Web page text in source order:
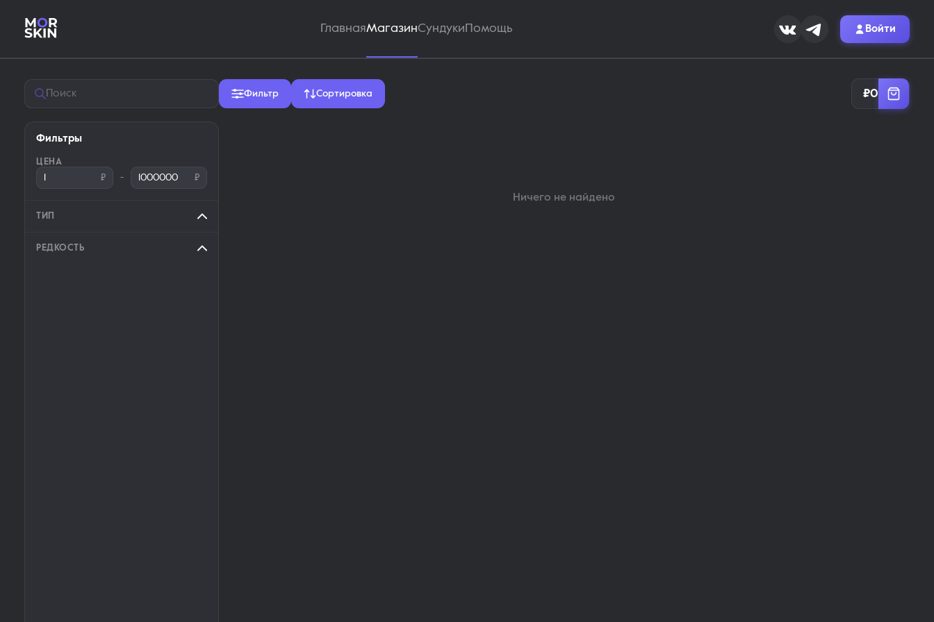
ГлавнаяМагазинСундуки Помощь Войти
Фильтр Сортировка ₽0
Фильтры
ЦЕНА
₽
- ₽
ТИП
РЕДКОСТЬ
Ничего не найдено